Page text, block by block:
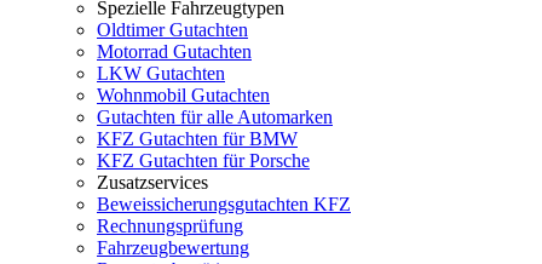
Spezielle Fahrzeugtypen
Oldtimer Gutachten
Motorrad Gutachten
LKW Gutachten
Wohnmobil Gutachten
Gutachten für alle Automarken
KFZ Gutachten für BMW
KFZ Gutachten für Porsche
Zusatzservices
Beweissicherungsgutachten KFZ
Rechnungsprüfung
Fahrzeugbewertung